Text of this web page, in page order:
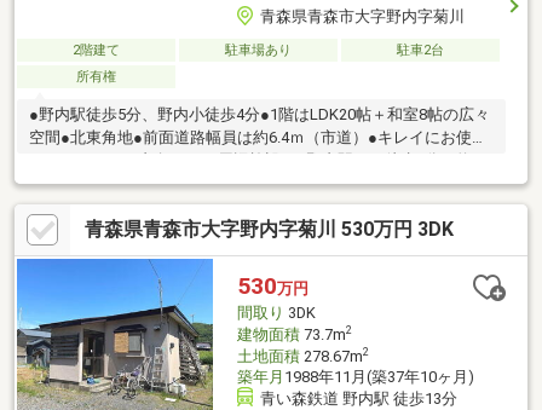
青森県青森市大字野内字菊川
2階建て 駐車場あり
駐車2台
所有権
●野内駅徒歩5分、野内小徒歩4分●1階はLDK20帖＋和室8帖の広々
空間●北東角地●前面道路幅員は約6.4ｍ（市道）●キレイにお使い
380ｍ）●野内小学校まで徒歩4分（約290ｍ）●東中学校まで徒歩
30分（約2400ｍ）●ファミリーマート青森野内店まで徒歩5分（約
350ｍ）●マエダストア八重田店まで車8分（約3500ｍ）●ツルハド
ラッグ青森原別店まで車5分（約2500ｍ）
青森県青森市大字野内字菊川 530万円 3DK
530万円
間取り 3DK
建物面積73.7m2
土地面積278.67m2
築年月 1988年11月(築37年10ヶ月)
青い森鉄道 野内駅 徒歩13分